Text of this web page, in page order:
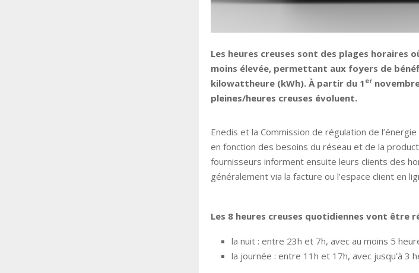
Les heures creuses sont des plages horaires
moins élevée, permettant aux foyers de
kilowattheure (kWh). À partir du 1 er
pleines/heures creuses évoluent.
Enedis et la Commission de régulation de
en fonction des besoins du réseau et de la
fournisseurs informent ensuite leurs clients des
généralement via la facture ou l’espace client en
Les 8 heures creuses quotidiennes vont être
la nuit : entre 23h et 7h, avec au moins 5
la journée : entre 11h et 17h, avec jusqu’à 3